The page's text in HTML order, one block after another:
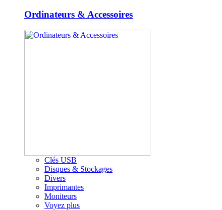
Ordinateurs & Accessoires
Clés USB
Disques & Stockages
Divers
Imprimantes
Moniteurs
Voyez plus